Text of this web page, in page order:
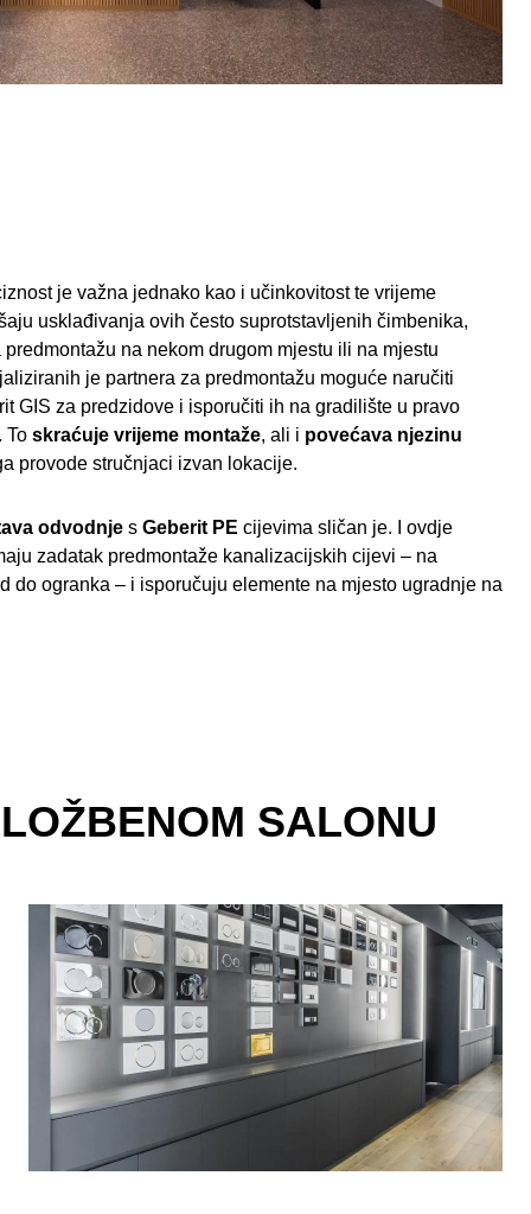
je važna jednako kao i učinkovitost te vrijeme
usklađivanja ovih često suprotstavljenih čimbenika,
na nekom drugom mjestu ili na mjestu
je partnera za predmontažu moguće naručiti
GIS za predzidove i isporučiti ih na gradilište u pravo
To skraćuje vrijeme montaže, ali i povećava njezinu
provode stručnjaci izvan lokacije.
odvodnje s Geberit PE cijevima sličan je. I ovdje
zadatak predmontaže kanalizacijskih cijevi – na
do ogranka – i isporučuju elemente na mjesto ugradnje na
SALONU